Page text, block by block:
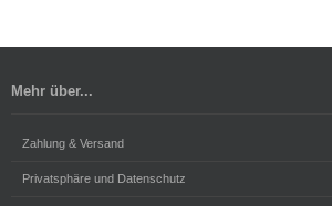
Mehr über...
Zahlung & Versand
Privatsphäre und Datenschutz